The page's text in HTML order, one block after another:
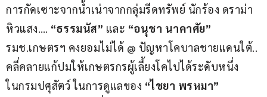
การกัดเซาะจากน้ำเน่าจากกลุ่มรีดทรัพย์ นักร้อง ดราม่า
หิวแสง…. “ธรรมนัส” และ “อนุชา นาคาศัย”
รมช.เกษตรฯ คงยอมไม่ได้ @ ปัญหาโคบาลชายแดนใต้..
คลี่คลายแก้ปมให้เกษตรกรผู้เลี้ยงโคไปได้ระดับหนึ่ง
ในกรมปศุสัตว์ ในการดูแลของ “ไชยา พรหมา”